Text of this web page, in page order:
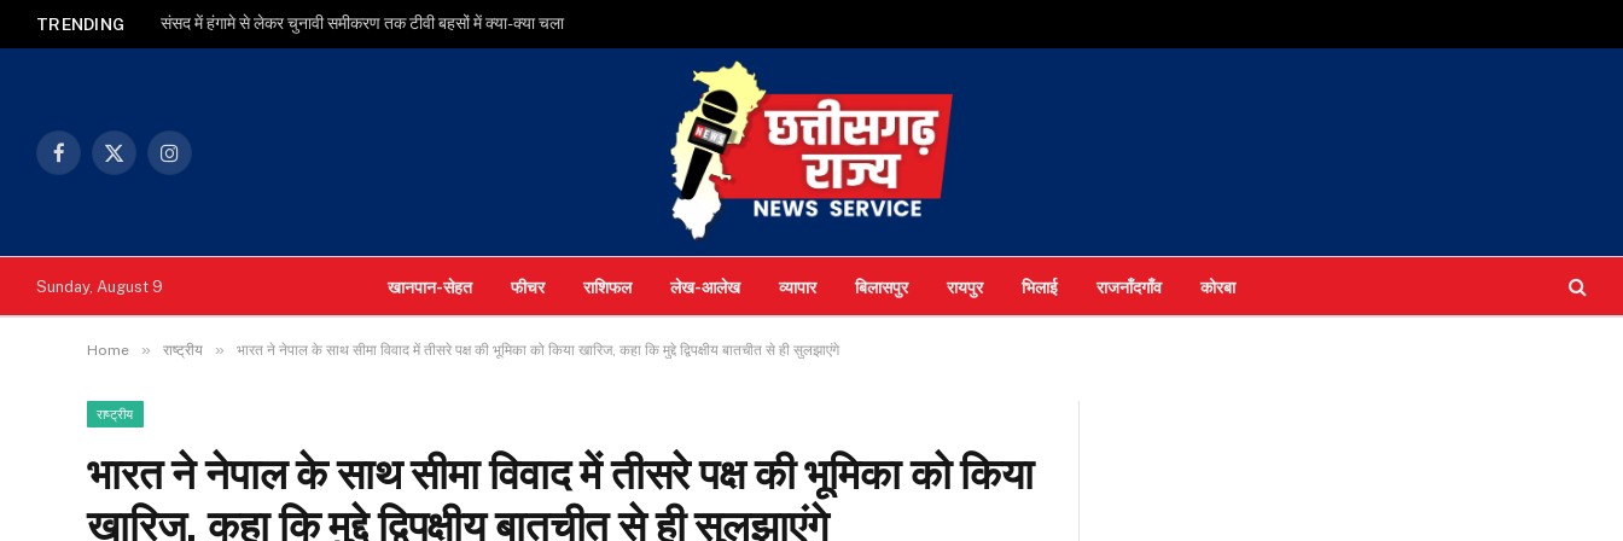
TRENDING संसद में हंगामे से लेकर चुनावी समीकरण तक टीवी बहसों में क्या-क्या चला
Facebook
X
Instagram
Sunday, August 9 खानपान-सेहत फीचर राशिफल लेख-आलेख व्यापार बिलासपुर रायपुर भिलाई राजनाँदगाँव कोरबा
Home » राष्ट्रीय » भारत ने नेपाल के साथ सीमा विवाद में तीसरे पक्ष की भूमिका को किया खारिज, कहा कि मुद्दे द्विपक्षीय बातचीत से ही सुलझाएंगे
राष्ट्रीय
भारत ने नेपाल के साथ सीमा विवाद में तीसरे पक्ष की भूमिका को किया
खारिज, कहा कि मुद्दे द्विपक्षीय बातचीत से ही सुलझाएंगे